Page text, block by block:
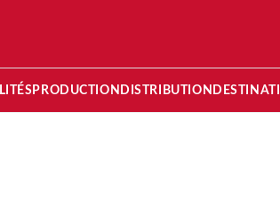
PRODUCTION DISTRIBUTION